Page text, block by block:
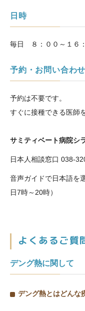
日時
毎日 ８：００～１６
予約・お問い合わせ
予約は不要です。
すぐに接種できる医師
サミティベート病院シ
日本人相談窓口 038-
音声ガイドで日本語を
日7時～20時）
よくあるご質
デング熱に関して
デング熱とはどんな